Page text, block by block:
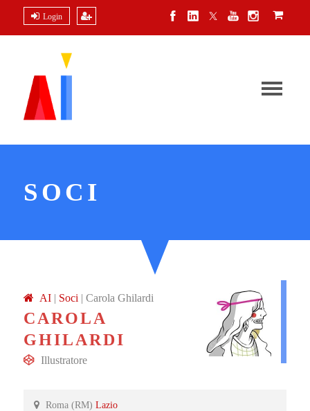
Login
SOCI
AI | Soci | Carola Ghilardi
CAROLA
GHILARDI
Illustratore
Roma (RM) Lazio